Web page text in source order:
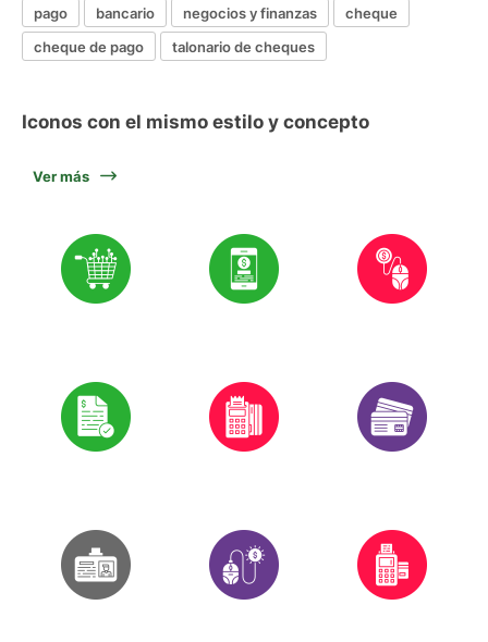
pago bancario negocios y finanzas
cheque
cheque de pago
talonario de cheques
Iconos con el mismo estilo y concepto
Ver más